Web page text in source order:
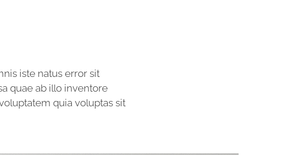
iste natus error sit
quae ab illo inventore
quia voluptas sit